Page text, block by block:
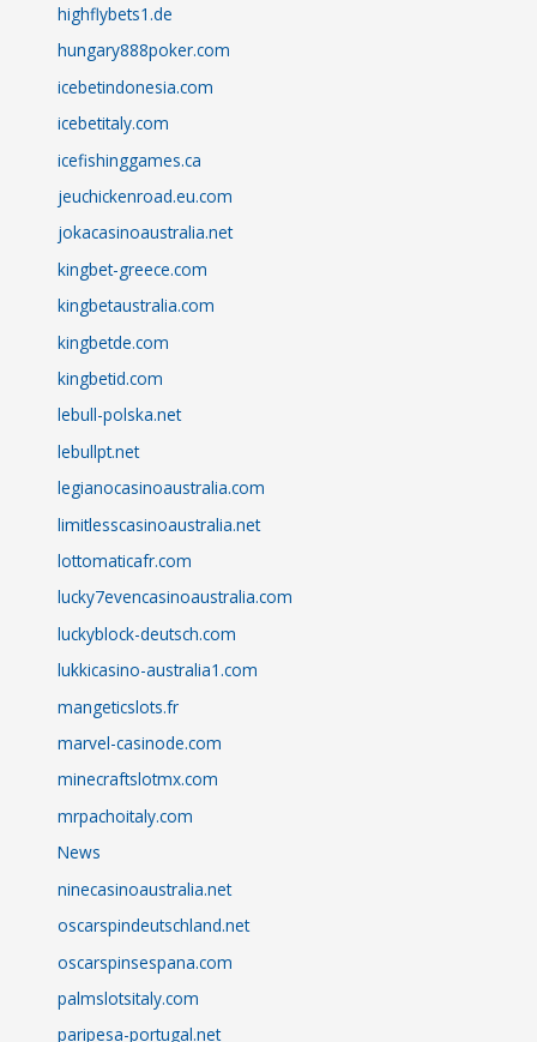
highflybets1.de
hungary888poker.com
icebetindonesia.com
icebetitaly.com
icefishinggames.ca
jeuchickenroad.eu.com
jokacasinoaustralia.net
kingbet-greece.com
kingbetaustralia.com
kingbetde.com
kingbetid.com
lebull-polska.net
lebullpt.net
legianocasinoaustralia.com
limitlesscasinoaustralia.net
lottomaticafr.com
lucky7evencasinoaustralia.com
luckyblock-deutsch.com
lukkicasino-australia1.com
mangeticslots.fr
marvel-casinode.com
minecraftslotmx.com
mrpachoitaly.com
News
ninecasinoaustralia.net
oscarspindeutschland.net
oscarspinsespana.com
palmslotsitaly.com
paripesa-portugal.net